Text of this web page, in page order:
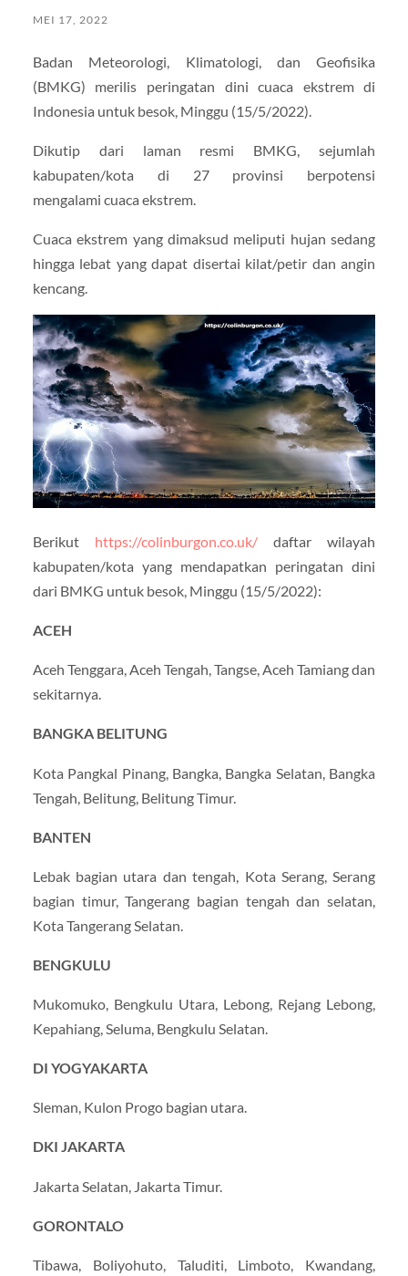
MEI 17, 2022
Badan Meteorologi, Klimatologi, dan Geofisika
(BMKG) merilis peringatan dini cuaca ekstrem di
Indonesia untuk besok, Minggu (15/5/2022).
Dikutip dari laman resmi BMKG, sejumlah
kabupaten/kota di 27 provinsi berpotensi
mengalami cuaca ekstrem.
Cuaca ekstrem yang dimaksud meliputi hujan sedang
hingga lebat yang dapat disertai kilat/petir dan angin
kencang.
Berikut https://colinburgon.co.uk/daftar wilayah
kabupaten/kota yang mendapatkan peringatan dini
dari BMKG untuk besok, Minggu (15/5/2022):
ACEH
Aceh Tenggara, Aceh Tengah, Tangse, Aceh Tamiang dan
sekitarnya.
BANGKA BELITUNG
Kota Pangkal Pinang, Bangka, Bangka Selatan, Bangka
Tengah, Belitung, Belitung Timur.
BANTEN
Lebak bagian utara dan tengah, Kota Serang, Serang
bagian timur, Tangerang bagian tengah dan selatan,
Kota Tangerang Selatan.
BENGKULU
Mukomuko, Bengkulu Utara, Lebong, Rejang Lebong,
Kepahiang, Seluma, Bengkulu Selatan.
DI YOGYAKARTA
Sleman, Kulon Progo bagian utara.
DKI JAKARTA
Jakarta Selatan, Jakarta Timur.
GORONTALO
Tibawa, Boliyohuto, Taluditi, Limboto, Kwandang,